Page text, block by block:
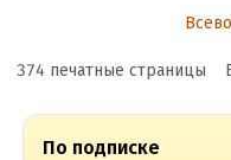
374 печатные страницы
По подписке